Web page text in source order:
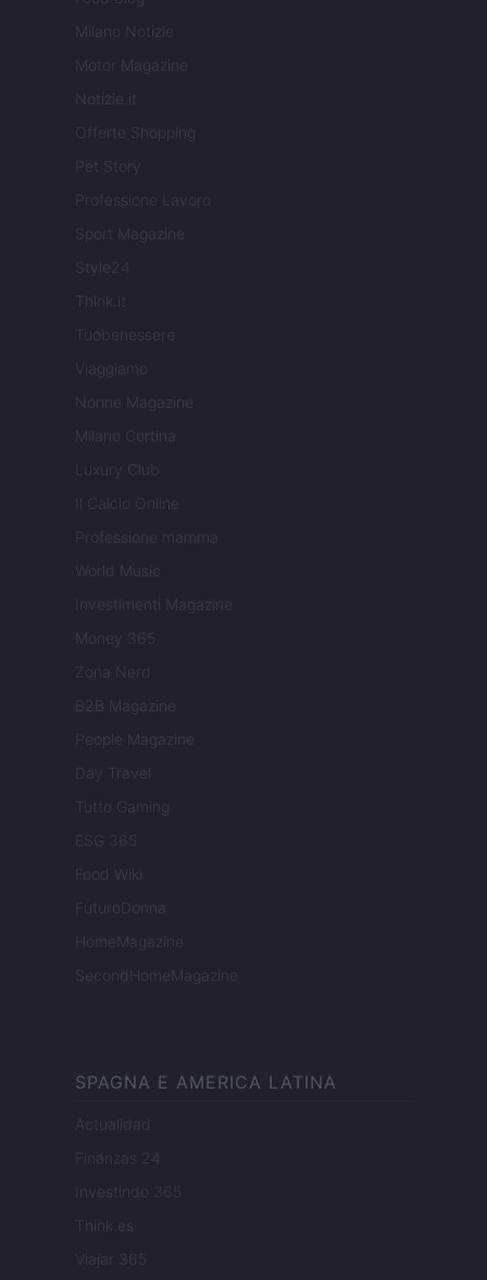
Milano Notizie
Motor Magazine
Notizie.it
Offerte Shopping
Pet Story
Professione Lavoro
Sport Magazine
Style24
Think.it
Tuobenessere
Viaggiamo
Nonne Magazine
Milano Cortina
Luxury Club
Il Calcio Online
Professione mamma
World Music
Investimenti Magazine
Money 365
Zona Nerd
B2B Magazine
People Magazine
Day Travel
Tutto Gaming
ESG 365
Food Wiki
FuturoDonna
HomeMagazine
SecondHomeMagazine
SPAGNA E AMERICA LATINA
Actualidad
Finanzas 24
Investindo 365
Think.es
Viajar 365